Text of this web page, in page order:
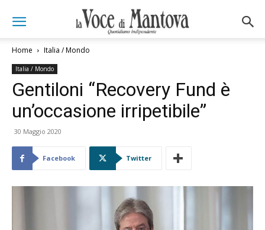
Home Italia / Mondo
Italia / Mondo
Gentiloni “Recovery Fund è
un’occasione irripetibile”
30 Maggio 2020
Facebook Twitter